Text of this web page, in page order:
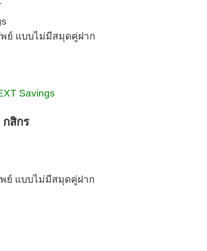
ย์ แบบไม่มีสมุดคู่ฝาก
Savings
สิกร
ย์ แบบไม่มีสมุดคู่ฝาก